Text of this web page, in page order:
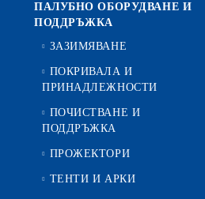
ПАЛУБНО ОБОРУДВАНЕ И
ПОДДРЪЖКА
ЗАЗИМЯВАНЕ
ПОКРИВАЛА И
ПРИНАДЛЕЖНОСТИ
ПОЧИСТВАНЕ И
ПОДДРЪЖКА
ПРОЖЕКТОРИ
ТЕНТИ И АРКИ